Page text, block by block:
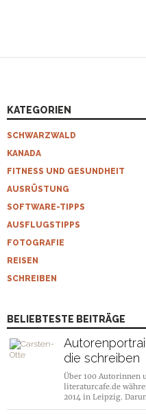
KATEGORIEN
SCHWARZWALD
KANADA
FITNESS UND GESUNDHEIT
AUSRÜSTUNG
SOFTWARE-TIPPS
AUSFLUGSTIPPS
FOTOGRAFIE
REISEN
SCHREIBEN
BELIEBTESTE BEITRÄGE
die schreiben
Über 100 Autorinnen
literaturcafe.de
2014 in Leipzig.